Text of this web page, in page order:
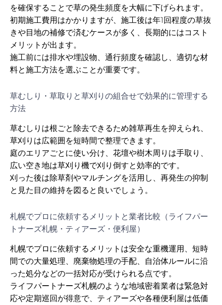
を確保することで草の発生頻度を大幅に下げられます。
初期施工費用はかかりますが、施工後は年1回程度の草抜
きや目地の補修で済むケースが多く、長期的にはコスト
メリットが出ます。
施工前には排水や埋設物、通行頻度を確認し、適切な材
料と施工方法を選ぶことが重要です。
草むしり・草取りと草刈りの組合せで効果的に管理する
方法
草むしりは根ごと除去できるため雑草再生を抑えられ、
草刈りは広範囲を短時間で整理できます。
庭のエリアごとに使い分け、花壇や樹木周りは手取り、
広い空き地は草刈り機で刈り倒すと効率的です。
刈った後は除草剤やマルチングを活用し、再発生の抑制
と見た目の維持を図ると良いでしょう。
札幌でプロに依頼するメリットと業者比較（ライフパー
トナーズ札幌・ティアーズ・便利屋）
札幌でプロに依頼するメリットは安全な重機運用、短時
間での大量処理、廃棄物処理の手配、自治体ルールに沿
った処分などの一括対応が受けられる点です。
ライフパートナーズ札幌のような地域密着業者は緊急対
応や定期巡回が得意で、ティアーズや各種便利屋は低価